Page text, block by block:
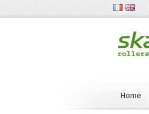
Home